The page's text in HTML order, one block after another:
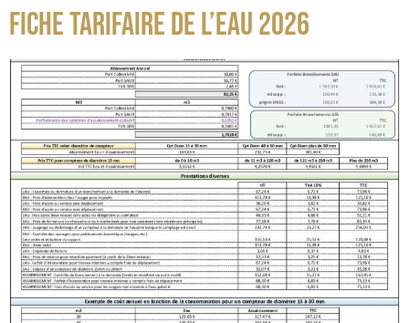
FICHE TARIFAIRE DE L’EAU 2026